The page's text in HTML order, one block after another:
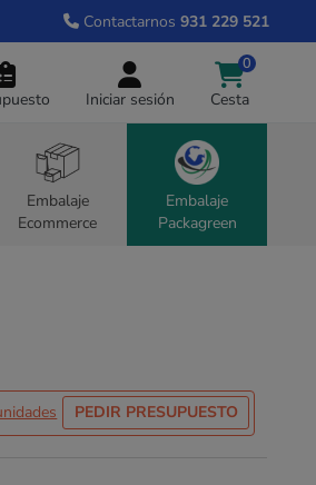
Contactarnos 931 229 521
Iniciar sesión Cesta
0
Embalaje
Ecommerce
Embalaje
Packagreen
PEDIR PRESUPUESTO